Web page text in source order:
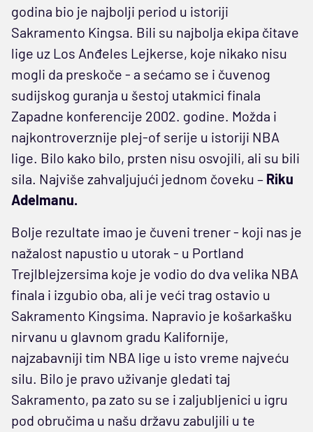
godina bio je najbolji period u istoriji
Sakramento Kingsa. Bili su najbolja ekipa čitave
lige uz Los Anđeles Lejkerse, koje nikako nisu
mogli da preskoče - a sećamo se i čuvenog
sudijskog guranja u šestoj utakmici finala
Zapadne konferencije 2002. godine. Možda i
najkontroverznije plej-of serije u istoriji NBA
lige. Bilo kako bilo, prsten nisu osvojili, ali su bili
sila. Najviše zahvaljujući jednom čoveku – Riku
Adelmanu.
Bolje rezultate imao je čuveni trener - koji nas je
nažalost napustio u utorak - u Portland
Trejlblejzersima koje je vodio do dva velika NBA
finala i izgubio oba, ali je veći trag ostavio u
Sakramento Kingsima. Napravio je košarkašku
nirvanu u glavnom gradu Kalifornije,
najzabavniji tim NBA lige u isto vreme najveću
silu. Bilo je pravo uživanje gledati taj
Sakramento, pa zato su se i zaljubljenici u igru
pod obručima u našu državu zabuljili u te